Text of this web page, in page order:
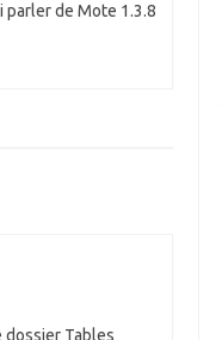
parler de Mote 1.3.8
dossier Tables